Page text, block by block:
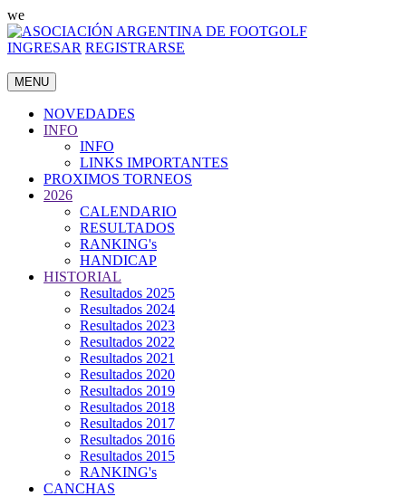
we
INGRESAR REGISTRARSE
MENU
NOVEDADES
INFO
INFO
LINKS IMPORTANTES
PROXIMOS TORNEOS
2026
CALENDARIO
RESULTADOS
RANKING's
HANDICAP
HISTORIAL
Resultados 2025
Resultados 2024
Resultados 2023
Resultados 2022
Resultados 2021
Resultados 2020
Resultados 2019
Resultados 2018
Resultados 2017
Resultados 2016
Resultados 2015
RANKING's
CANCHAS